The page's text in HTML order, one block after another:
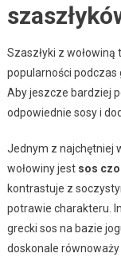
Szaszłyki z
popularności podczas
Aby jeszcze bardziej
odpowiednie sosy i
Jednym z najchętniej
wołowiny jest sos
kontrastuje z
potrawie charakteru.
grecki sos na bazie
doskonale równoważy